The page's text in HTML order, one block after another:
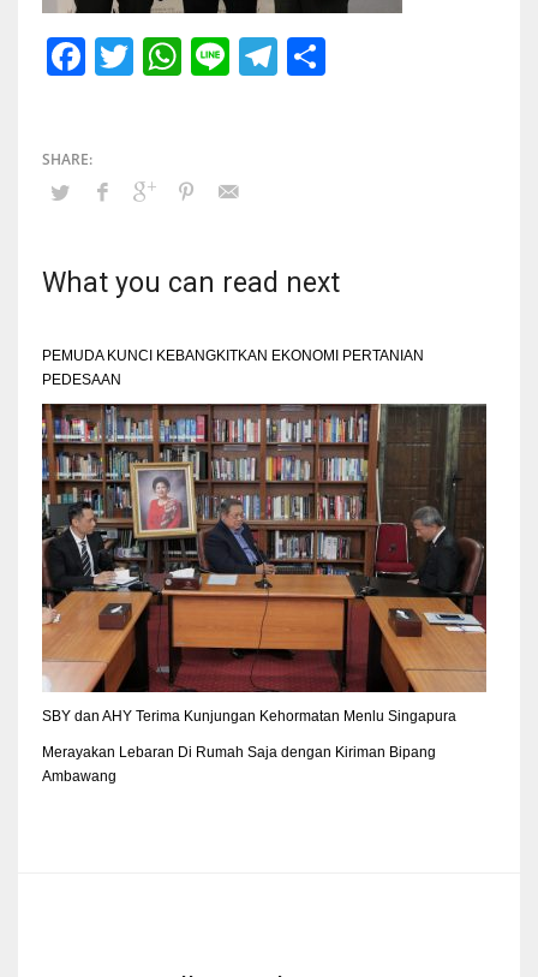
Facebook
Twitter
WhatsApp
LineTelegram
What you can read next
PEMUDA KUNCI KEBANGKITKAN EKONOMI PERTANIAN
PEDESAAN
SBY dan AHY Terima Kunjungan Kehormatan Menlu Singapura
Merayakan Lebaran Di Rumah Saja dengan Kiriman Bipang
Ambawang